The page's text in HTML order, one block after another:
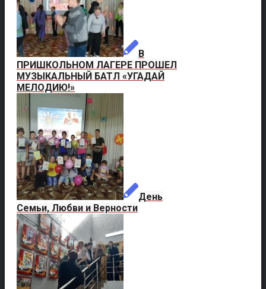
В
ПРИШКОЛЬНОМ ЛАГЕРЕ ПРОШЕЛ
МУЗЫКАЛЬНЫЙ БАТЛ «УГАДАЙ
МЕЛОДИЮ!»
День
Семьи, Любви и Верности